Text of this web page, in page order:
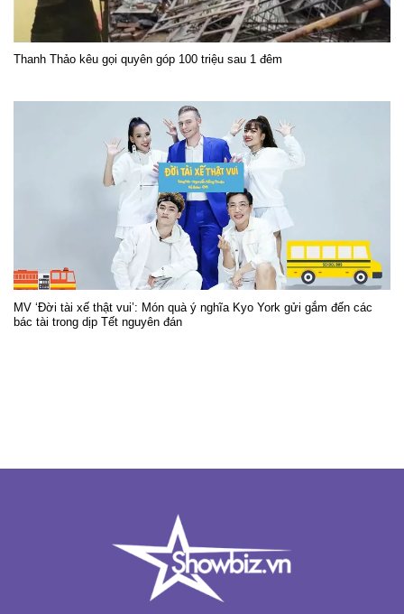
Thanh Thảo kêu gọi quyên góp 100 triệu sau 1 đêm
MV ‘Đời tài xế thật vui’: Món quà ý nghĩa Kyo York gửi gắm đến các
bác tài trong dịp Tết nguyên đán